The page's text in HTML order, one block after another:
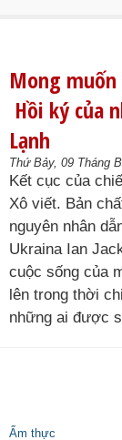
Mong muốn
Hồi ký của
Lạnh
Thứ Bảy, 09 Tháng
Kết cục của
Xô viết. Bản
nguyên nhân
Ukraina Ian
cuộc sống của
lên trong thời
những ai được
Ẩm thực